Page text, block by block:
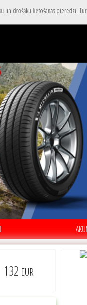
un drošāku lietošanas pieredzi.
132 EUR